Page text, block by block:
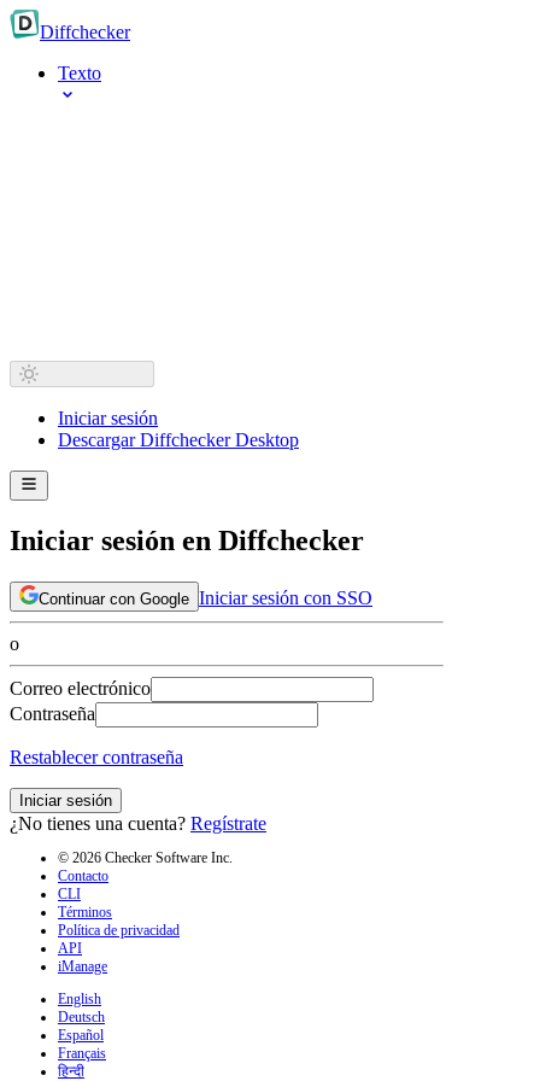
Diffchecker
Texto
Iniciar sesión
Descargar Diffchecker Desktop
Iniciar sesión en Diffchecker
Continuar con Google Iniciar sesión con SSO
o
Correo electrónico
Contraseña
Restablecer contraseña
Iniciar sesión
¿No tienes una cuenta? Regístrate
© 2026 Checker Software Inc.
Contacto
CLI
Términos
Política de privacidad
API
iManage
English
Deutsch
Español
Français
हिन्दी